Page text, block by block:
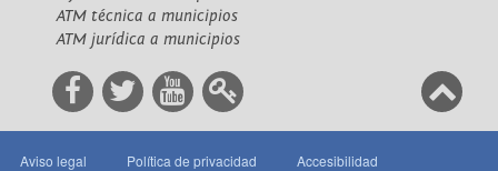
ATM técnica a municipios
ATM jurídica a municipios
Aviso legal Política de privacidad Accesibilidad